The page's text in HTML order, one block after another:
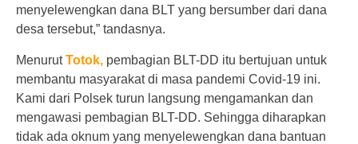
menyelewengkan dana BLT yang bersumber dari dana
desa tersebut,” tandasnya.
MenurutTotok, pembagian BLT-DD itu bertujuan untuk
membantu masyarakat di masa pandemi Covid-19 ini.
Kami dari Polsek turun langsung mengamankan dan
mengawasi pembagian BLT-DD. Sehingga diharapkan
tidak ada oknum yang menyelewengkan dana bantuan